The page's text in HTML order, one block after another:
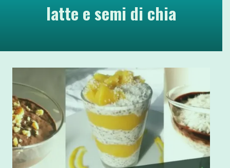
latte e semi di chia